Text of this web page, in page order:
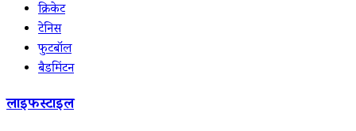
क्रिकेट
टेनिस
फुटबॉल
बैडमिंटन
लाइफस्टाइल